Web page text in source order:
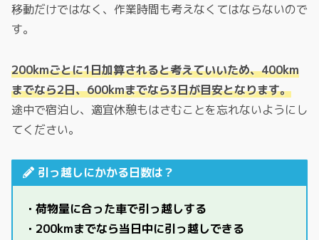
移動だけではなく、作業時間も考えなくてはならないので
す。
200kmごとに1日加算されると考えていいため、400km
までなら2日、600kmまでなら3日が目安となります。
途中で宿泊し、適宜休憩もはさむことを忘れないようにし
てください。
引っ越しにかかる日数は？
・荷物量に合った車で引っ越しする
・200kmまでなら当日中に引っ越しできる